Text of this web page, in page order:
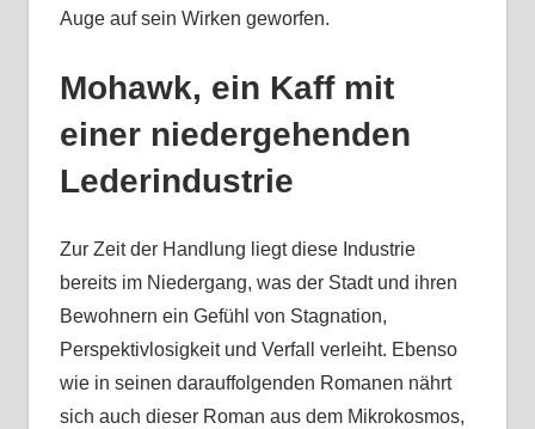
Auge auf sein Wirken geworfen.
Mohawk, ein Kaff mit
einer niedergehenden
Lederindustrie
Zur Zeit der Handlung liegt diese Industrie
bereits im Niedergang, was der Stadt und ihren
Bewohnern ein Gefühl von Stagnation,
Perspektivlosigkeit und Verfall verleiht. Ebenso
wie in seinen darauffolgenden Romanen nährt
sich auch dieser Roman aus dem Mikrokosmos,